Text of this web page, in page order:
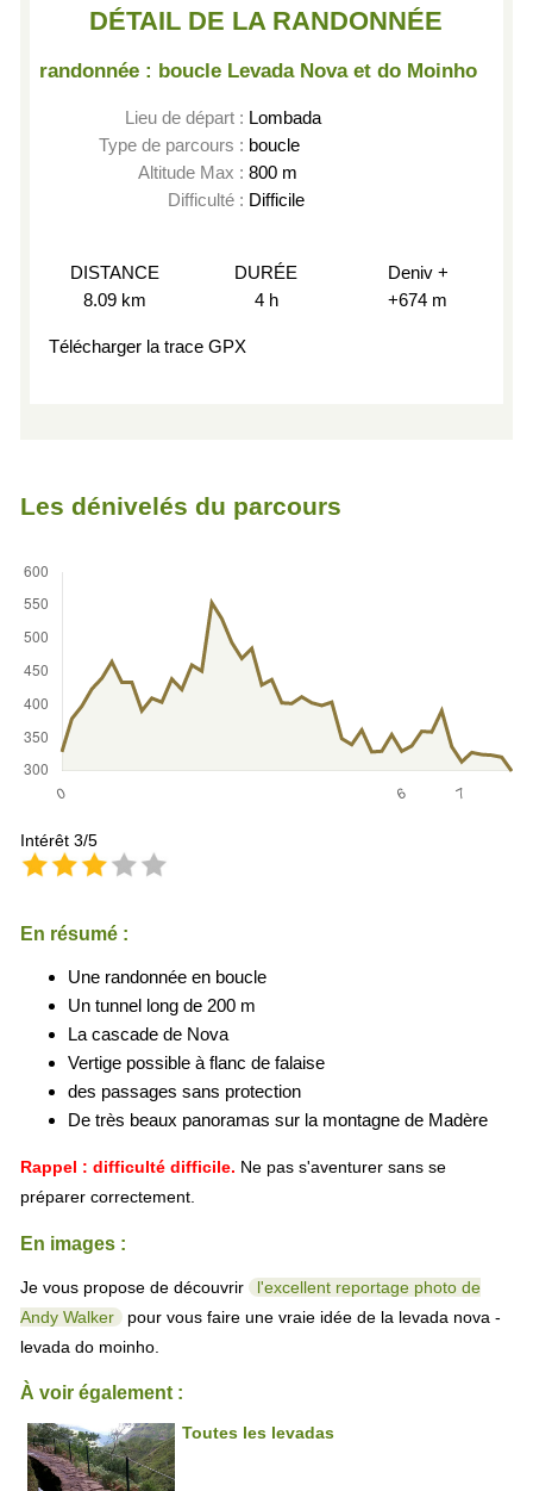
DÉTAIL DE LA RANDONNÉE
randonnée : boucle Levada Nova et do Moinho
Lieu de départ : Lombada
Type de parcours : boucle
Altitude Max : 800 m
Difficulté : Difficile
DISTANCE
8.09 km
DURÉE
4 h
Deniv +
+674 m
Télécharger la trace GPX
Les dénivelés du parcours
Intérêt 3/5
En résumé :
Une randonnée en boucle
Un tunnel long de 200 m
La cascade de Nova
Vertige possible à flanc de falaise
des passages sans protection
De très beaux panoramas sur la montagne de Madère
Rappel : difficulté difficile. Ne pas s'aventurer sans se
préparer correctement.
En images :
Je vous propose de découvrir
l'excellent reportage photo de
Andy Walker pour vous faire une vraie idée de la levada nova -
levada do moinho.
À voir également :
Toutes les levadas